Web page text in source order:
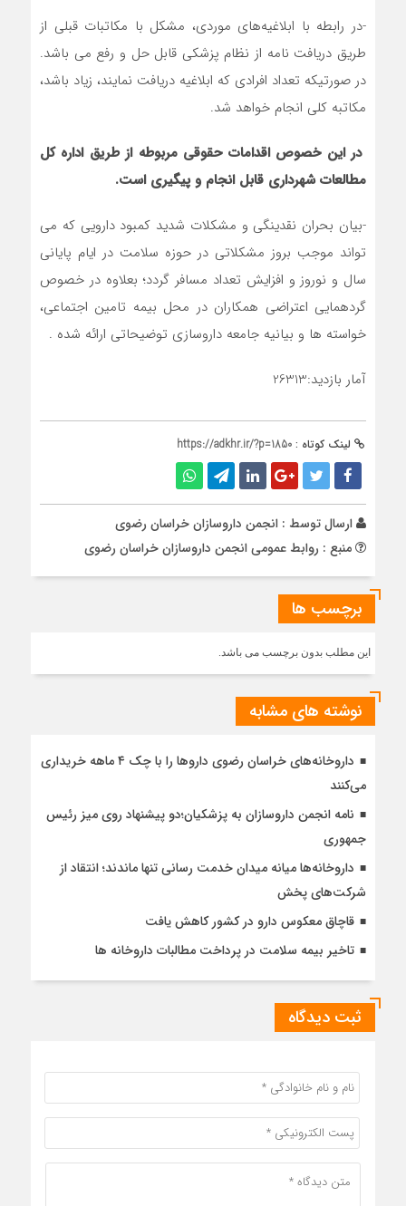
-در رابطه با ابلاغیه‌های موردی، مشکل با مکاتبات قبلی از
طریق دریافت نامه از نظام پزشکی قابل حل و رفع می باشد.
در صورتیکه تعداد افرادی که ابلاغیه دریافت نمایند، زیاد باشد،
مکاتبه کلی انجام خواهد شد.
در این خصوص اقدامات حقوقی مربوطه از طریق اداره کل
مطالعات شهرداری قابل انجام و پیگیری است.
-بیان بحران نقدینگی و مشکلات شدید کمبود دارویی که می
تواند موجب بروز مشکلاتی در حوزه سلامت در ایام پایانی
سال و نوروز و افزایش تعداد مسافر گردد؛ بعلاوه در خصوص
گردهمایی اعتراضی همکاران در محل بیمه تامین اجتماعی،
خواسته ها و بیانیه جامعه داروسازی توضیحاتی ارائه شده .
آمار بازدید:26313
لینک کوتاه : https://adkhr.ir/?p=1850
ارسال توسط : انجمن داروسازان خراسان رضوی
منبع : روابط عمومی انجمن داروسازان خراسان رضوی
برچسب ها
این مطلب بدون برچسب می باشد.
نوشته های مشابه
داروخانه‌های خراسان رضوی داروها را با چک ۴ ماهه خریداری
می‌کنند
نامه انجمن داروسازان به پزشکیان؛دو پیشنهاد روی میز رئیس
جمهوری
داروخانه‌ها میانه میدان خدمت رسانی تنها ماندند؛ انتقاد از
شرکت‌های پخش
قاچاق معکوس دارو در کشور کاهش یافت
تاخیر بیمه سلامت در پرداخت مطالبات داروخانه ها
ثبت دیدگاه